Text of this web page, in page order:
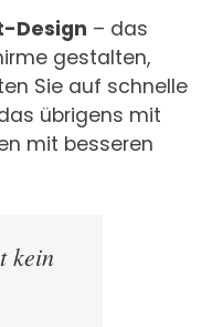
Design – das
gestalten,
Sie auf schnelle
übrigens mit
mit besseren
kein